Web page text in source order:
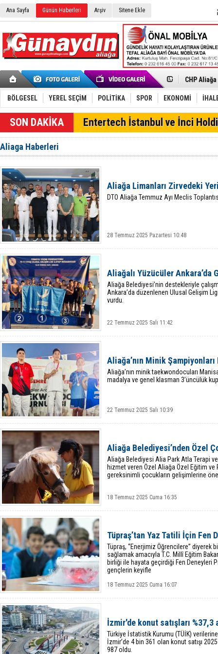
Ana Sayfa Günün Haberleri Arşiv Sitene Ekle
İzmir'in
Çağrısı
Onat
Menemen
Aliağa'da
Furkan
Chp
AK Parti
Alto,
Chp
BÖLGESEL YEREL SEÇİM POLİTİKA SPOR EKONOMİ
SON DAKİKA Entertech İstanbul ve İnci
Aliaga Haberleri
Aliağa Limanları Zirvedeki
DTO Aliağa Temmuz Ayı Meclis
28 Temmuz 2025 Pazartesi 10:48
Aliağalı Yüzücüler Ankara’da
Aliağa Belediyesi’nin destekleriyle
Ankara’da düzenlenen Ulusal Gelişim
vurdu.
22 Temmuz 2025 Salı 11:42
Aliağa’nın Minik
Aliağa’nın minik taekwondocuları
madalya ve genel klasman 3’üncülük
22 Temmuz 2025 Salı 10:39
Aliağa Belediyesi’nden Özel
Aliağa Belediyesi Alia Park Atla Terapi
hizmet veren Özel Aliağa Özel Eğitim
gereksinimli çocukların gelişimlerine
18 Temmuz 2025 Cuma 16:35
Tüpraş’tan Yaz Tatili İçin Fen
Tüpraş, “Enerjimiz Öğrencilere” diyerek
sağlamak amacıyla T.C. Millî Eğitim
birliği ile hayata geçirdiği Fen Deneyleri
gençlerin keyifle
18 Temmuz 2025 Cuma 16:07
İzmir'de konut satışları %37,3
Türkiye İstatistik Kurumu (TÜİK)
İzmir’de 4 bin 361 olan konut satışı
987 oldu.